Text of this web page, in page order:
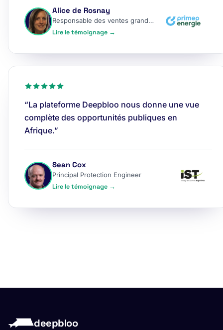
Alice de Rosnay
Responsable des ventes grands comptes
Lire le témoignage →
“La plateforme Deepbloo nous donne une vue
complète des opportunités publiques en
Afrique.”
Sean Cox
Principal Protection Engineer
Lire le témoignage →
deepbloo